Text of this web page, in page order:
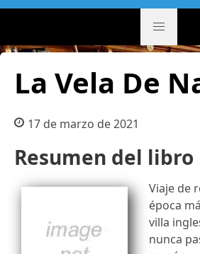
La Vela De
17 de marzo de 2021
Resumen del libro
Viaje de
época
villa
nunca